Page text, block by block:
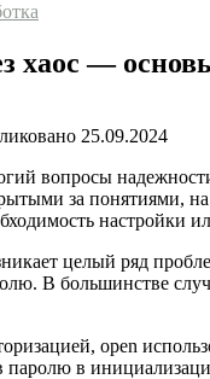
хаос —
25.09.2024
вопросы
за понятиями,
настройки
целый ряд
В большинстве
open
паролю в